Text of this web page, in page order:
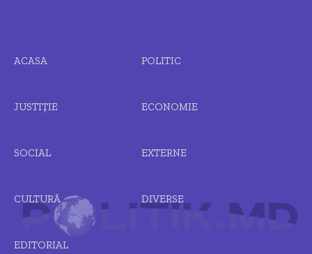
ACASA POLITIC
JUSTIȚIE ECONOMIE
SOCIAL EXTERNE
CULTURĂ DIVERSE
EDITORIAL